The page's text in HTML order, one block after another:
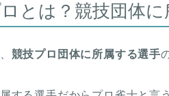
とは？競技団体
競技プロ団体に所属する選手